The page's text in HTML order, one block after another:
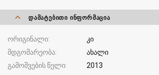
ᲓᲐᲛᲐᲢᲔᲑᲘᲗᲘ ᲘᲜᲤᲝᲠᲛᲐᲪᲘᲐ
ორიგინალი
კი
მდგომარეობა
ახალი
გამოშვების წელი
2013